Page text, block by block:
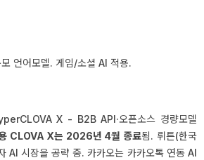
언어모델. 게임/소셜 AI 적용.
X - B2B API·오픈소스 경량모델
CLOVA X는 2026년 4월 종료됨. 뤼튼(한국
AI 시장을 공략 중. 카카오는 카카오톡 연동 AI